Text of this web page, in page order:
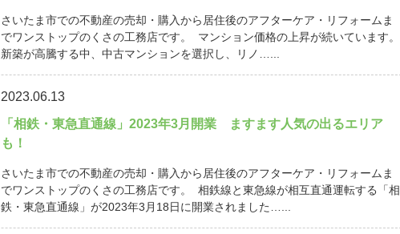
さいたま市での不動産の売却・購入から居住後のアフターケア・リフォームま
でワンストップのくさの工務店です。 マンション価格の上昇が続いています。
新築が高騰する中、中古マンションを選択し、リノ…...
2023.06.13
「相鉄・東急直通線」2023年3月開業 ますます人気の出るエリア
も！
さいたま市での不動産の売却・購入から居住後のアフターケア・リフォームま
でワンストップのくさの工務店です。 相鉄線と東急線が相互直通運転する「相
鉄・東急直通線」が2023年3月18日に開業されました…...